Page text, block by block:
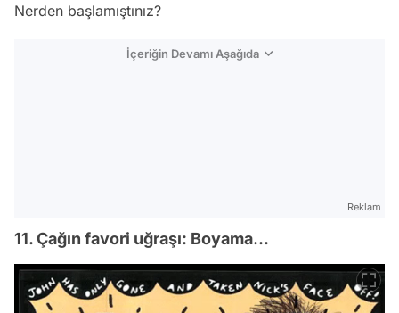
Nerden başlamıştınız?
İçeriğin Devamı Aşağıda
Reklam
11. Çağın favori uğraşı: Boyama...